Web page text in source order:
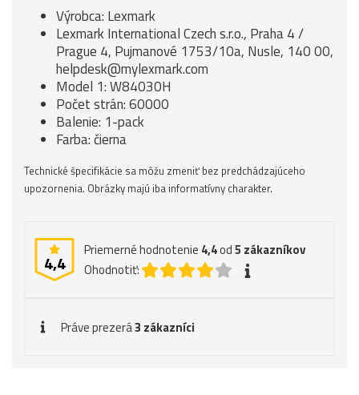
Výrobca: Lexmark
Lexmark International Czech s.r.o., Praha 4 /
Prague 4, Pujmanové 1753/10a, Nusle, 140 00,
helpdesk@mylexmark.com
Model 1: W84030H
Počet strán: 60000
Balenie: 1-pack
Farba: čierna
Technické špecifikácie sa môžu zmeniť bez predchádzajúceho
upozornenia. Obrázky majú iba informatívny charakter.
4,4
Priemerné hodnotenie 4,4od5 zákazníkov
Ohodnotiť:
Práve prezerá3 zákazníci